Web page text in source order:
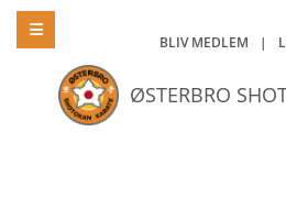
BLIV MEDLEM |
ØSTERBRO